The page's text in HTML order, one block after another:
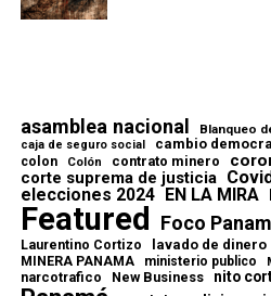
asamblea nacional Blanqueo
caja de seguro social cambio
colon Colón contrato minero
corte suprema de justicia
elecciones 2024 EN LA MIRA
Featured Foco
Laurentino Cortizo lavado de dinero
MINERA PANAMA ministerio publico
narcotrafico New Business nito